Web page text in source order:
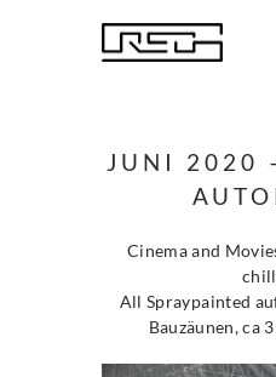
JUNI 2020
Cinema and
All Spraypainted
Bauzäunen, ca